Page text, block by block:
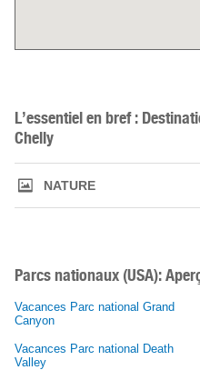
L’essentiel en bref :
Chelly
NATURE
Parcs nationaux (USA):
Vacances Parc national Grand
Canyon
Vacances Parc national Death
Valley